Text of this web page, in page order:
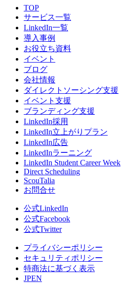
TOP
サービス一覧
LinkedIn一覧
導入事例
お役立ち資料
イベント
ブログ
会社情報
ダイレクトソーシング支援
イベント支援
ブランディング支援
LinkedIn採用
LinkedIn立上がりプラン
LinkedIn広告
LinkedInラーニング
LinkedIn Student Career Week
Direct Scheduling
ScouTalia
お問合せ
公式LinkedIn
公式Facebook
公式Twitter
プライバシーポリシー
セキュリティポリシー
特商法に基づく表示
JPEN